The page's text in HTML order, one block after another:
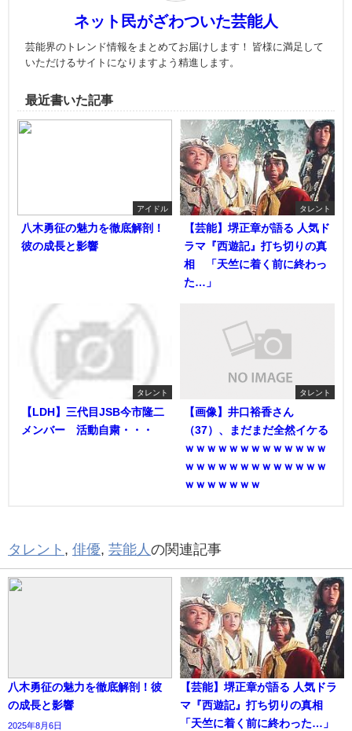
ネット民がざわついた芸能人
芸能界のトレンド情報をまとめてお届けします！ 皆様に満足して
いただけるサイトになりますよう精進します。
最近書いた記事
アイドル
八木勇征の魅力を徹底解剖！
彼の成長と影響
タレント
【芸能】堺正章が語る 人気ド
ラマ『西遊記』打ち切りの真
相 「天竺に着く前に終わっ
た…」
タレント
【LDH】三代目JSB今市隆二
メンバー 活動自粛・・・
タレント
【画像】井口裕香さん
（37）、まだまだ全然イケる
ｗｗｗｗｗｗｗｗｗｗｗｗｗ
ｗｗｗｗｗｗｗｗｗｗｗｗｗ
ｗｗｗｗｗｗｗ
タレント 俳優 芸能人 の関連記事
八木勇征の魅力を徹底解剖！彼
の成長と影響
2025年8月6日
【芸能】堺正章が語る 人気ドラ
マ『西遊記』打ち切りの真相
「天竺に着く前に終わった…」